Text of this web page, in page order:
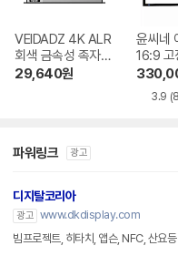
VEIDADZ 4K ALR
회색 금속성 족자형
빔프로젝터 스크린
29,640원
윤씨네
16:9 고
크린
즈 시네
3.9
파워링크 광고
디지탈코리아
광고 www.dkdisplay.com
빔프로젝트, 히타치, 앱슨, NFC, 산요